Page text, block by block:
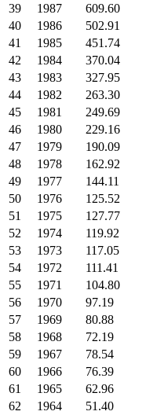
39
1987 609.60
40
1986 502.91
41
1985 451.74
42
1984 370.04
43
1983 327.95
44
1982 263.30
45
1981 249.69
46
1980 229.16
47
1979 190.09
48
1978 162.92
49
1977 144.11
50
1976 125.52
51
1975 127.77
52
1974 119.92
53
1973 117.05
54
1972 111.41
55
1971 104.80
56
1970 97.19
57
1969 80.88
58
1968 72.19
59
1967 78.54
60
1966 76.39
61
1965 62.96
62
1964 51.40